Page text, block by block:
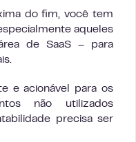
do fim, você tem
aqueles
de SaaS – para
e acionável para os
não utilizados
precisa ser